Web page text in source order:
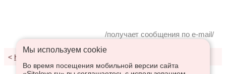
/получает сообщения по e-mail/
< К результатам поиска
Мы используем сookie
Во время посещения мобильной версии сайта